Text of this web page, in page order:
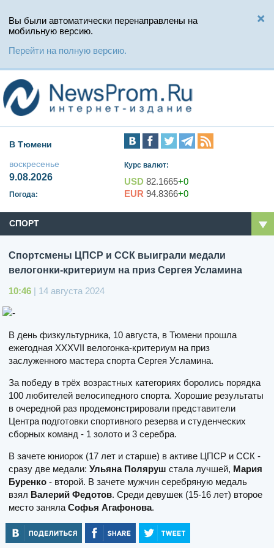
Вы были автоматически перенаправлены на
мобильную версию.
Перейти на полную версию.
В Тюмени
воскресенье
9.08.2026
Погода:
Курс валют:
USD 82.1665+0
EUR 94.8366+0
СПОРТ
Спортсмены ЦПСР и ССК выиграли медали
велогонки-критериум на приз Сергея Усламина
10:46 | 14 августа 2024
В день физкультурника, 10 августа, в Тюмени прошла
ежегодная ХХХVII велогонка-критериум на приз
заслуженного мастера спорта Сергея Усламина.
За победу в трёх возрастных категориях боролись порядка
100 любителей велосипедного спорта. Хорошие результаты
в очередной раз продемонстрировали представители
Центра подготовки спортивного резерва и студенческих
сборных команд - 1 золото и 3 серебра.
В зачете юниорок (17 лет и старше) в активе ЦПСР и ССК -
сразу две медали: Ульяна Поляруш стала лучшей, Мария
Буренко - второй. В зачете мужчин серебряную медаль
взял Валерий Федотов. Среди девушек (15-16 лет) второе
место заняла Софья Агафонова.